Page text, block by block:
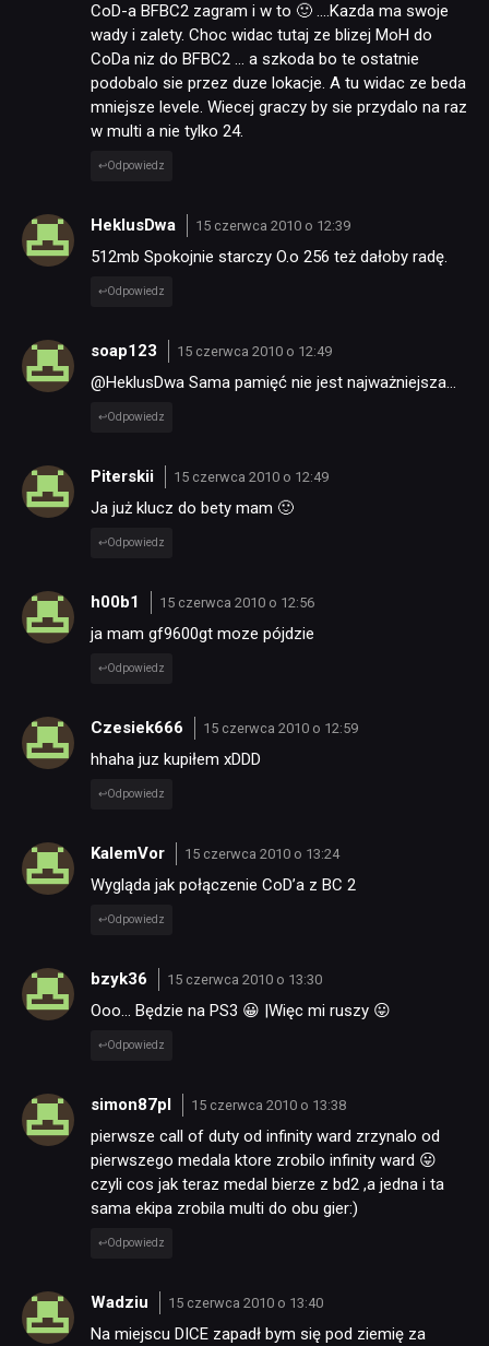
CoD-a BFBC2 zagram i w to 🙂 ….Kazda ma swoje
wady i zalety. Choc widac tutaj ze blizej MoH do
CoDa niz do BFBC2 … a szkoda bo te ostatnie
podobalo sie przez duze lokacje. A tu widac ze beda
mniejsze levele. Wiecej graczy by sie przydalo na raz
w multi a nie tylko 24.
Odpowiedz
HeklusDwa 15 czerwca 2010 o 12:39
512mb Spokojnie starczy O.o 256 też dałoby radę.
Odpowiedz
soap123 15 czerwca 2010 o 12:49
@HeklusDwa Sama pamięć nie jest najważniejsza…
Odpowiedz
Piterskii 15 czerwca 2010 o 12:49
Ja już klucz do bety mam 🙂
Odpowiedz
h00b1 15 czerwca 2010 o 12:56
ja mam gf9600gt moze pójdzie
Odpowiedz
Czesiek666 15 czerwca 2010 o 12:59
hhaha juz kupiłem xDDD
Odpowiedz
KalemVor 15 czerwca 2010 o 13:24
Wygląda jak połączenie CoD’a z BC 2
Odpowiedz
bzyk36 15 czerwca 2010 o 13:30
Ooo… Będzie na PS3 😀 |Więc mi ruszy 😛
Odpowiedz
simon87pl 15 czerwca 2010 o 13:38
pierwsze call of duty od infinity ward zrzynalo od
pierwszego medala ktore zrobilo infinity ward 😛
czyli cos jak teraz medal bierze z bd2 ,a jedna i ta
sama ekipa zrobila multi do obu gier:)
Odpowiedz
Wadziu 15 czerwca 2010 o 13:40
Na miejscu DICE zapadł bym się pod ziemię za